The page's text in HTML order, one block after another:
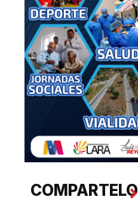
COMPARTELO